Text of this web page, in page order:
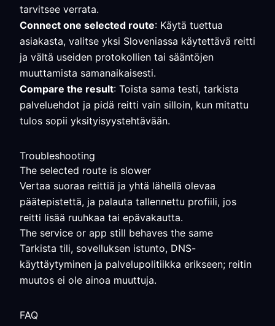
tarvitsee verrata.
Connect one selected route: Käytä tuettua
asiakasta, valitse yksi Sloveniassa käytettävä reitti
ja vältä useiden protokollien tai sääntöjen
muuttamista samanaikaisesti.
Compare the result: Toista sama testi, tarkista
palveluehdot ja pidä reitti vain silloin, kun mitattu
tulos sopii yksityisyystehtävään.
Troubleshooting
The selected route is slower
Vertaa suoraa reittiä ja yhtä lähellä olevaa
päätepistettä, ja palauta tallennettu profiili, jos
reitti lisää ruuhkaa tai epävakautta.
The service or app still behaves the same
Tarkista tili, sovelluksen istunto, DNS-
käyttäytyminen ja palvelupolitiikka erikseen; reitin
muutos ei ole ainoa muuttuja.
FAQ